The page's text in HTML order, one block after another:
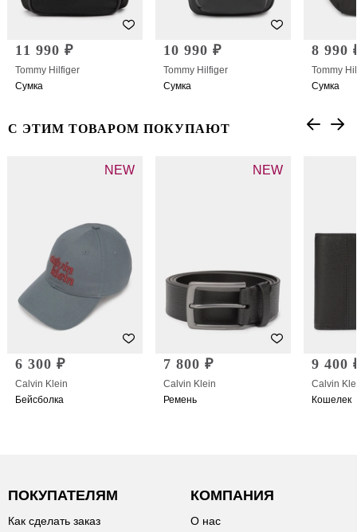
11 990 ₽
Tommy Hilfiger
Сумка
10 990 ₽
Tommy Hilfiger
Сумка
8 990
Tommy
Сумка
С ЭТИМ ТОВАРОМ ПОКУПАЮТ
NEW
6 300 ₽
Calvin Klein
Бейсболка
NEW
7 800 ₽
Calvin Klein
Ремень
9 400
Calvin
Кошелек
ПОКУПАТЕЛЯМ
Как сделать заказ
КОМПАНИЯ
О нас